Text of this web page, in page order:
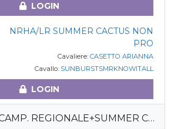
LOGIN
NRHA/LR SUMMER CACTUS NON
PRO
Cavaliere: CASETTO ARIANNA
Cavallo: SUNBURSTSMRKNOWITALL
LOGIN
REGIONALE+SUMMER CACTUS